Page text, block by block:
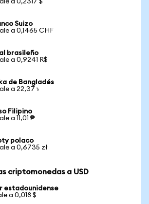
a 0,2317 $
Suizo
a 0,1465 CHF
brasileño
a 0,9241 R$
de Bangladés
a 22,37 ৳
Filipino
a 11,01 ₱
polaco
a 0,6735 zł
criptomonedas a USD
estadounidense
a 0,018 $